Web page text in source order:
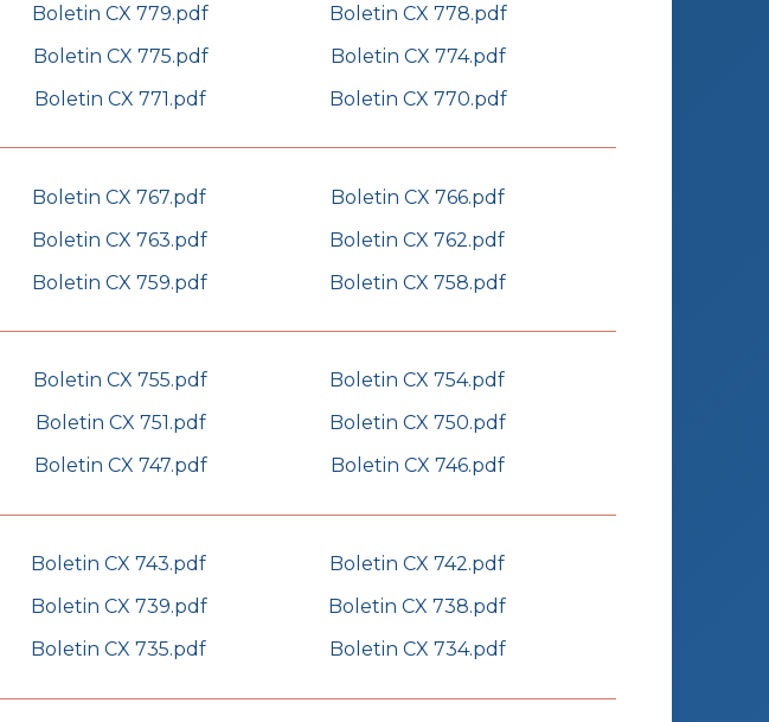
Boletin CX 779.pdf
Boletin CX 778.pdf
Boletin CX 775.pdf
Boletin CX 774.pdf
Boletin CX 771.pdf Boletin CX 770.pdf
Boletin CX 767.pdf
Boletin CX 766.pdf
Boletin CX 763.pdf
Boletin CX 762.pdf
Boletin CX 759.pdf Boletin CX 758.pdf
Boletin CX 755.pdf
Boletin CX 754.pdf
Boletin CX 751.pdf
Boletin CX 750.pdf
Boletin CX 747.pdf Boletin CX 746.pdf
Boletin CX 743.pdf
Boletin CX 742.pdf
Boletin CX 739.pdf
Boletin CX 738.pdf
Boletin CX 735.pdf Boletin CX 734.pdf